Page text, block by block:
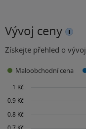
Vývoj ceny
Získejte přehled o
Maloobchodní cena